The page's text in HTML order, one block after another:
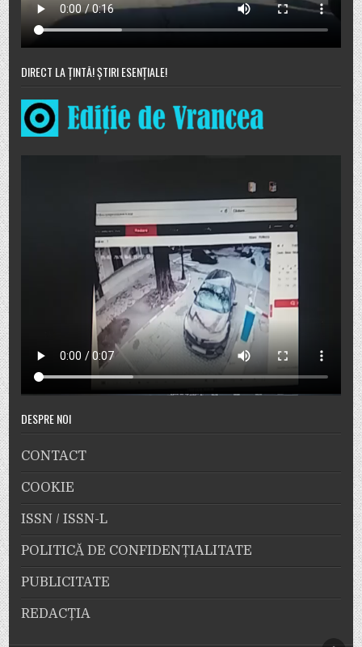
DIRECT LA ȚINTĂ! ȘTIRI ESENȚIALE!
DESPRE NOI
CONTACT
COOKIE
ISSN / ISSN-L
POLITICĂ DE CONFIDENȚIALITATE
PUBLICITATE
REDACȚIA